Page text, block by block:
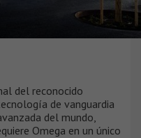
del reconocido
de vanguardia
del mundo,
Omega en un único